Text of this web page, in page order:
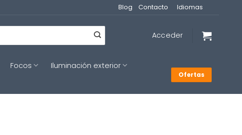
Blog Contacto Idiomas
Acceder
Focos
Iluminación exterior
Ofertas